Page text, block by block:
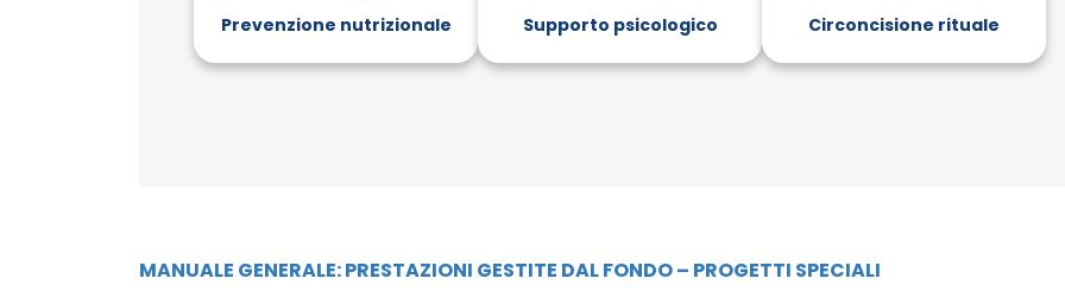
Prevenzione nutrizionale Supporto psicologico Circoncisione rituale
MANUALE GENERALE: PRESTAZIONI GESTITE DAL FONDO – PROGETTI SPECIALI